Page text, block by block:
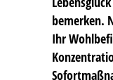
bemerken.
Ihr